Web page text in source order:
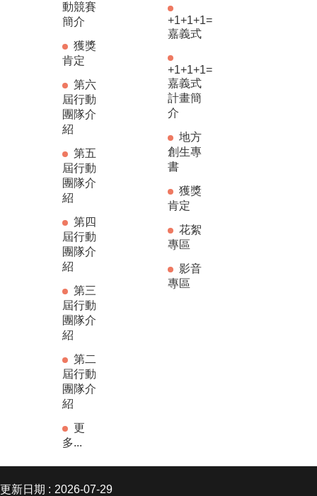
動競賽
簡介
獲獎
肯定
第六
屆行動
團隊介
紹
第五
屆行動
團隊介
紹
第四
屆行動
團隊介
紹
第三
屆行動
團隊介
紹
第二
屆行動
團隊介
紹
更
多...
+1+1+1=
嘉義式
+1+1+1=
嘉義式
計畫簡
介
地方
創生專
書
獲獎
肯定
花絮
專區
影音
專區
更新日期 2026-07-29